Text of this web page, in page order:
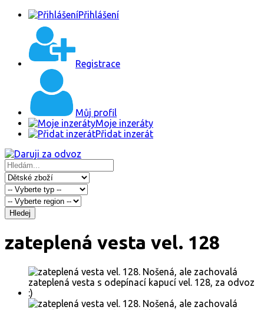
Přihlášení
Registrace
Můj profil
Moje inzeráty
Přidat inzerát
Hledej
zateplená vesta vel. 128